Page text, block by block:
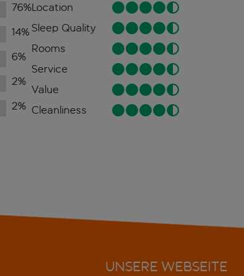
76%
14%
6%
2%
2%
Location
Sleep Quality
Rooms
Service
Value
Cleanliness
UNSERE WEBSEITE